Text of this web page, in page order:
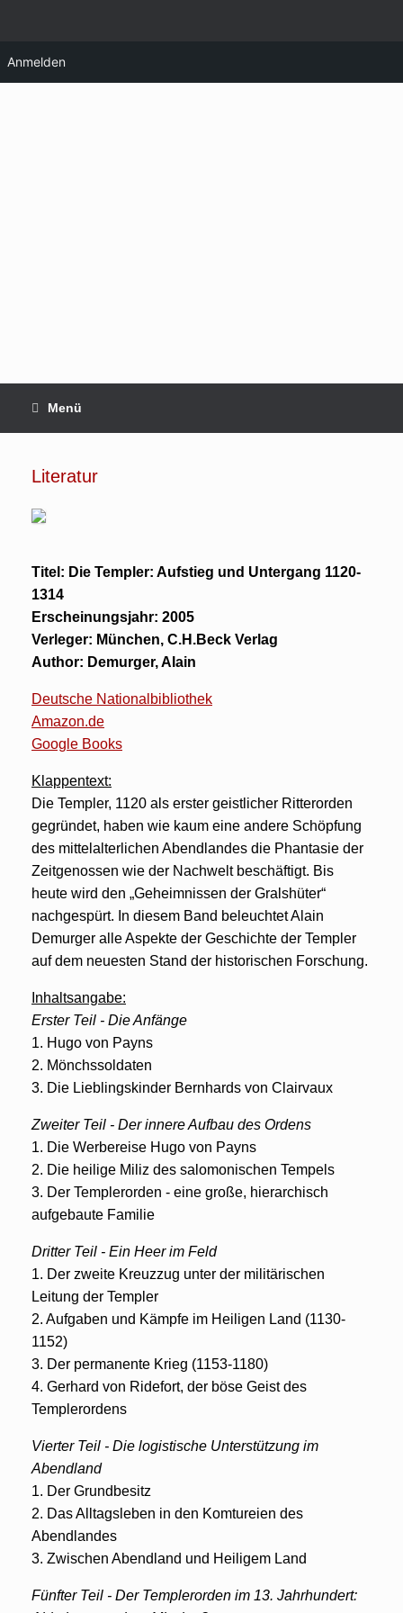
Menü
Literatur
Titel: Die Templer: Aufstieg und Untergang 1120-
1314
Erscheinungsjahr: 2005
Verleger: München, C.H.Beck Verlag
Author: Demurger, Alain
Deutsche Nationalbibliothek
Amazon.de
Google Books
Klappentext:
Die Templer, 1120 als erster geistlicher Ritterorden
gegründet, haben wie kaum eine andere Schöpfung
des mittelalterlichen Abendlandes die Phantasie der
Zeitgenossen wie der Nachwelt beschäftigt. Bis
heute wird den „Geheimnissen der Gralshüter“
nachgespürt. In diesem Band beleuchtet Alain
Demurger alle Aspekte der Geschichte der Templer
auf dem neuesten Stand der historischen Forschung.
Inhaltsangabe:
Erster Teil - Die Anfänge
1. Hugo von Payns
2. Mönchssoldaten
3. Die Lieblingskinder Bernhards von Clairvaux
Zweiter Teil - Der innere Aufbau des Ordens
1. Die Werbereise Hugo von Payns
2. Die heilige Miliz des salomonischen Tempels
3. Der Templerorden - eine große, hierarchisch
aufgebaute Familie
Dritter Teil - Ein Heer im Feld
1. Der zweite Kreuzzug unter der militärischen
Leitung der Templer
2. Aufgaben und Kämpfe im Heiligen Land (1130-
1152)
3. Der permanente Krieg (1153-1180)
4. Gerhard von Ridefort, der böse Geist des
Templerordens
Vierter Teil - Die logistische Unterstützung im
Abendland
1. Der Grundbesitz
2. Das Alltagsleben in den Komtureien des
Abendlandes
3. Zwischen Abendland und Heiligem Land
Fünfter Teil - Der Templerorden im 13. Jahrhundert:
Anmelden